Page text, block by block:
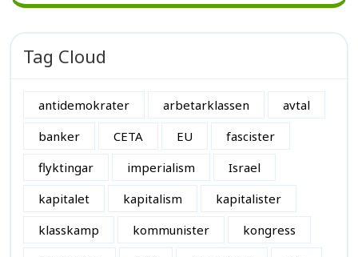
Tag Cloud
antidemokrater arbetarklassen
avtal
banker
CETA EU
fascister
flyktingar
imperialism
Israel
kapitalet
kapitalism
kapitalister
klasskamp
kommunister
kongress